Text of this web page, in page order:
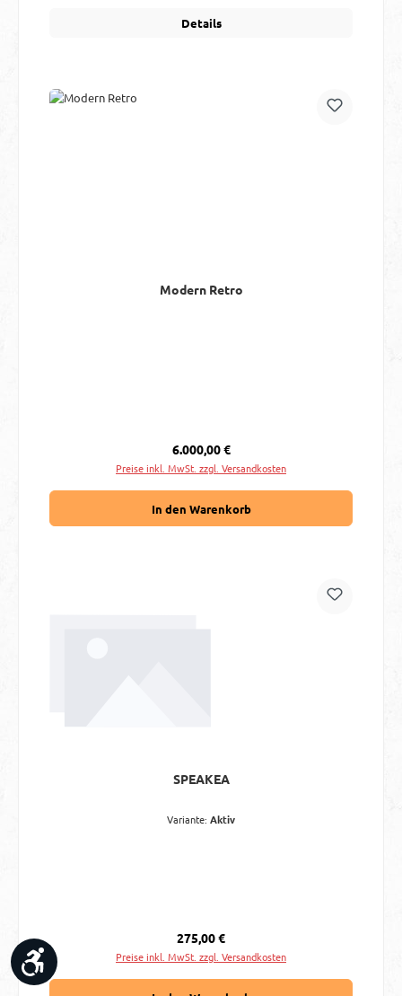
Details
Modern Retro
Regulärer Preis:
6.000,00 €
Preise inkl. MwSt. zzgl. Versandkosten
In den Warenkorb
SPEAKEA
Variante: Aktiv
Regulärer Preis:
275,00 €
Preise inkl. MwSt. zzgl. Versandkosten
Werkzeugleiste anzeigen